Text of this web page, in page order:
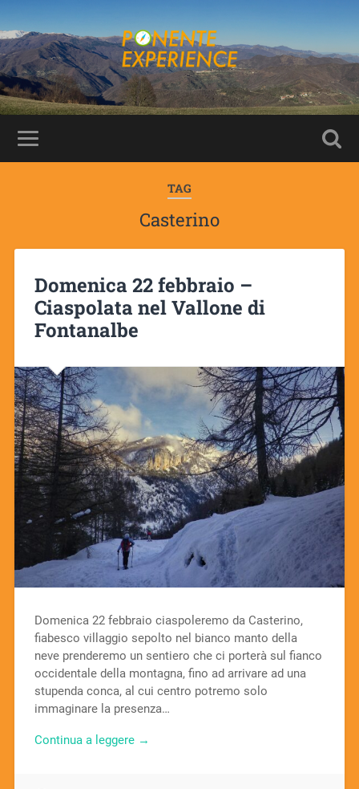
TAG
Casterino
Domenica 22 febbraio –
Ciaspolata nel Vallone di
Fontanalbe
Domenica 22 febbraio ciaspoleremo da Casterino,
fiabesco villaggio sepolto nel bianco manto della
neve prenderemo un sentiero che ci porterà sul fianco
occidentale della montagna, fino ad arrivare ad una
stupenda conca, al cui centro potremo solo
immaginare la presenza…
Continua a leggere →